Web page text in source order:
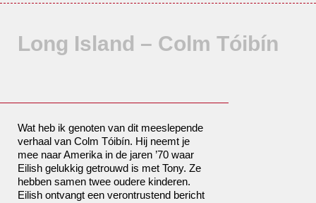
nieuwsbrief
Long Island – Colm Tóibín
Wat heb ik genoten van dit meeslepende
verhaal van Colm Tóibín. Hij neemt je
mee naar Amerika in de jaren ’70 waar
Eilish gelukkig getrouwd is met Tony. Ze
hebben samen twee oudere kinderen.
Eilish ontvangt een verontrustend bericht